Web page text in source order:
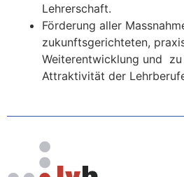
Lehrerschaft.
Förderung aller
zukunftsgerichteten,
Weiterentwicklung und zu
Attraktivität der